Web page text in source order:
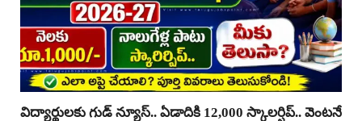
విద్యార్థులకు గుడ్ న్యూస్.. ఏడాదికి 12,000 స్కాలర్షిప్.. వెంటనే